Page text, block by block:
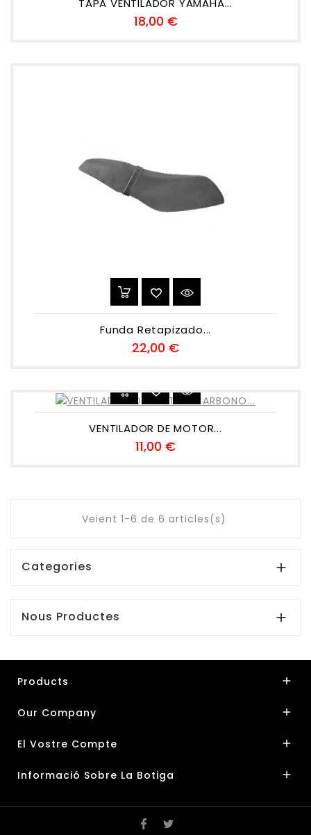
TAPA VENTILADOR YAMAHA...
18,00 €Preu
Funda Retapizado...
22,00 €Preu
VENTILADOR DE MOTOR...
11,00 €Preu
Veient 1-6 de 6 articles(s)
Categories 
Nous Productes 
Products 
Our Company 
El Vostre Compte 
Informació Sobre La Botiga 